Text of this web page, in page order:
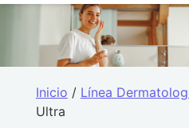
Inicio / Línea
Ultra